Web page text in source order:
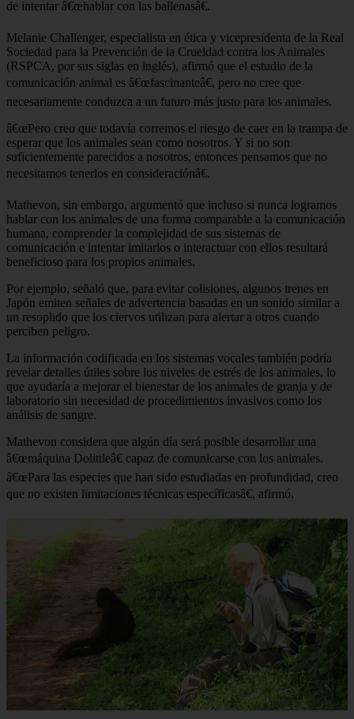
de intentar â€œhablar con las ballenasâ€.
Melanie Challenger, especialista en ética y vicepresidenta de la Real
Sociedad para la Prevención de la Crueldad contra los Animales
(RSPCA, por sus siglas en inglés), afirmó que el estudio de la
comunicación animal es â€œfascinanteâ€, pero no cree que
necesariamente conduzca a un futuro más justo para los animales.
â€œPero creo que todavía corremos el riesgo de caer en la trampa de
esperar que los animales sean como nosotros. Y si no son
suficientemente parecidos a nosotros, entonces pensamos que no
necesitamos tenerlos en consideraciónâ€.
Mathevon, sin embargo, argumentó que incluso si nunca logramos
hablar con los animales de una forma comparable a la comunicación
humana, comprender la complejidad de sus sistemas de
comunicación e intentar imitarlos o interactuar con ellos resultará
beneficioso para los propios animales.
Por ejemplo, señaló que, para evitar colisiones, algunos trenes en
Japón emiten señales de advertencia basadas en un sonido similar a
un resoplido que los ciervos utilizan para alertar a otros cuando
perciben peligro.
La información codificada en los sistemas vocales también podría
revelar detalles útiles sobre los niveles de estrés de los animales, lo
que ayudaría a mejorar el bienestar de los animales de granja y de
laboratorio sin necesidad de procedimientos invasivos como los
análisis de sangre.
Mathevon considera que algún día será posible desarrollar una
â€œmáquina Dolittleâ€ capaz de comunicarse con los animales.
â€œPara las especies que han sido estudiadas en profundidad, creo
que no existen limitaciones técnicas específicasâ€, afirmó.